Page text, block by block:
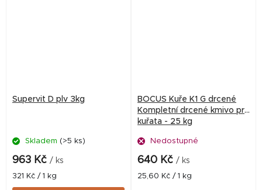
Supervit D plv 3kg
Skladem (>5 ks)
963 Kč / ks
Měrná
cena:
321 Kč / 1 kg
BOCUS Kuře K1 G drcené
Kompletní drcené kmivo pro
kuřata - 25 kg
Nedostupné
640 Kč / ks
Měrná
25,60 Kč / 1 kg